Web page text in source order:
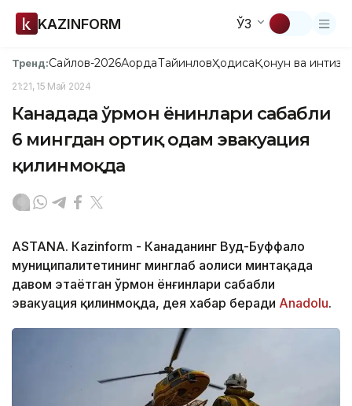
KAZINFORM ЎЗ
Тренд:Сайлов-2026АқордаТайинловҲодисаҚонун ва
21:21, 15 Май 2024
Канадада ўрмон ёнғинлари сабабли
6 мингдан ортиқ одам эвакуация
қилинмоқда
ASTANА. Кazinform - Канаданинг Вуд-Буффало
муниципалитетининг минглаб аҳолиси минтақада
давом этаётган ўрмон ёнғинлари сабабли
эвакуация қилинмоқда, дея хабар беради Аnadolu.